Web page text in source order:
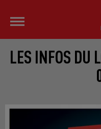
LES INFOS